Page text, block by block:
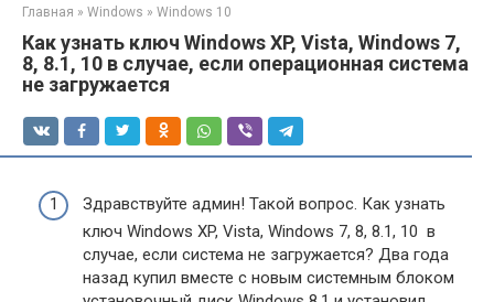
Главная » Windows » Windows 10
Как узнать ключ Windows XP, Vista, Windows 7,
8, 8.1, 10 в случае, если операционная система
не загружается
Здравствуйте админ! Такой вопрос. Как узнать
ключ Windows XP, Vista, Windows 7, 8, 8.1, 10 в
случае, если система не загружается? Два года
назад купил вместе с новым системным блоком